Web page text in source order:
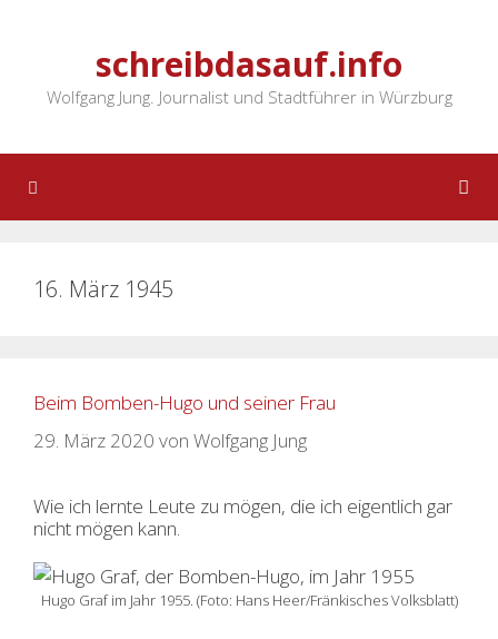
schreibdasauf.info
Wolfgang Jung. Journalist und Stadtführer in Würzburg
16. März 1945
Beim Bomben-Hugo und seiner Frau
29. März 2020 von Wolfgang Jung
Wie ich lernte Leute zu mögen, die ich eigentlich gar
nicht mögen kann.
Hugo Graf im Jahr 1955. (Foto: Hans Heer/Fränkisches Volksblatt)